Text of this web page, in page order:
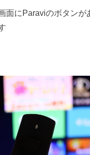
面にParaviのボタンが